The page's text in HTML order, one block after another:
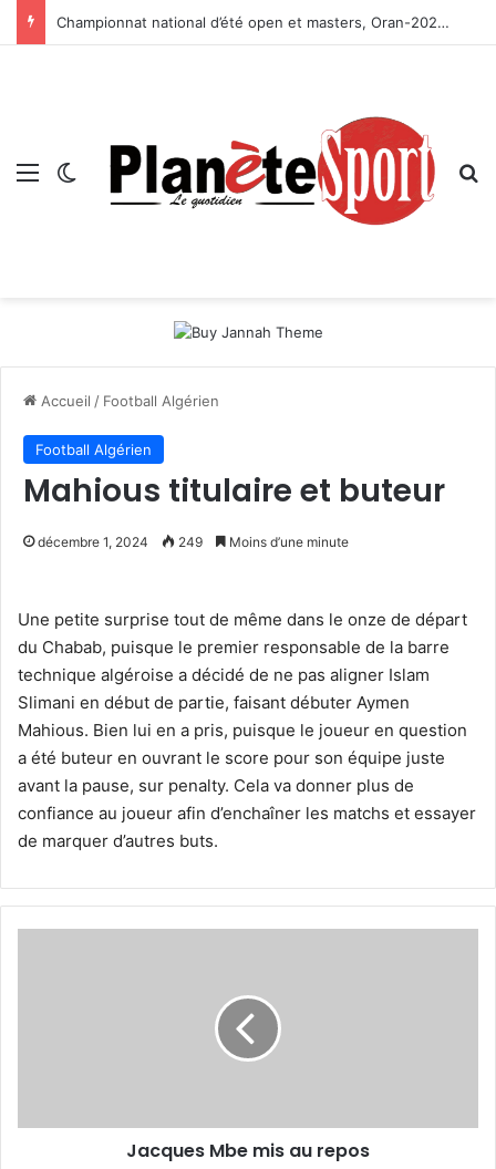
Championnat national d’été open et masters, Oran-2026 — Le CRB s’adjuge le titre
Menu Switch skin
Accueil / Football Algérien
Football Algérien
Mahious titulaire et buteur
décembre 1, 2024 249 Moins d’une minute
Une petite surprise tout de même dans le onze de départ
du Chabab, puisque le premier responsable de la barre
technique algéroise a décidé de ne pas aligner Islam
Slimani en début de partie, faisant débuter Aymen
Mahious. Bien lui en a pris, puisque le joueur en question
a été buteur en ouvrant le score pour son équipe juste
avant la pause, sur penalty. Cela va donner plus de
confiance au joueur afin d’enchaîner les matchs et essayer
de marquer d’autres buts.
Jacques Mbe mis au repos